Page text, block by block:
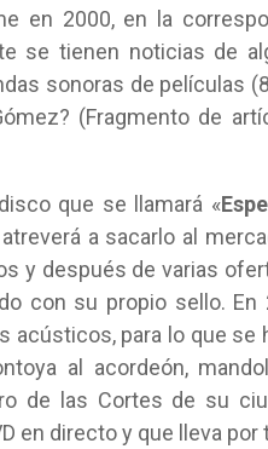
en 2000, en la
se tienen noticias de
sonoras de películas
(Fragmento de
que se llamará «
atreverá a sacarlo al
y después de varias
con su propio sello.
acústicos, para lo que se
al acordeón,
de las Cortes de su
en directo y que lleva